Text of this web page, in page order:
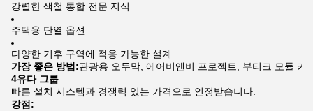
강렬한 색철 통합 전문 지식
주택용 단열 옵션
다양한 기후 구역에 적응 가능한 설계
가장 좋은 방법:관광용 오두막, 에어비앤비 프로젝트, 부티크 모듈 커
4유다 그룹
빠른 설치 시스템과 경쟁력 있는 가격으로 인정받습니다.
강점: